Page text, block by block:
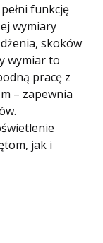
funkcję
wymiary
skoków
wymiar to
pracę z
– zapewnia
jak i